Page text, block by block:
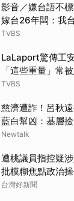
影音／嫌台語不
嫁台26年闆：我
TVBS
LaLaport驚傳工
「這些重量」常
TVBS
慈濟遭詐！呂秋
藍白幫凶：基層
Newtalk
遭桃議員指控疑
批模糊焦點政治
台灣好新聞